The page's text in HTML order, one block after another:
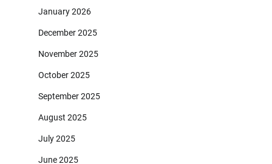
January 2026
December 2025
November 2025
October 2025
September 2025
August 2025
July 2025
June 2025